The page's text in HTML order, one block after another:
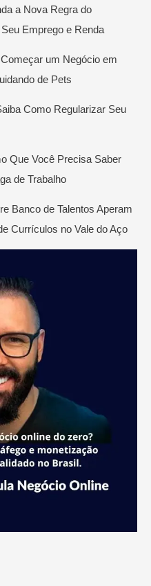
a Nova Regra do
Emprego e Renda
um Negócio em
de Pets
Como Regularizar Seu
Que Você Precisa Saber
de Trabalho
Banco de Talentos Aperam
Currículos no Vale do Aço